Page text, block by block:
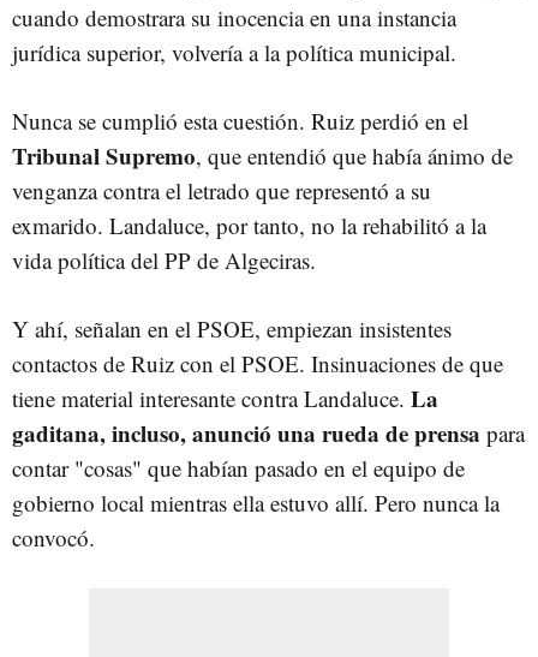
cuando demostrara su inocencia en una instancia
jurídica superior, volvería a la política municipal.
Nunca se cumplió esta cuestión. Ruiz perdió en el
Tribunal Supremo, que entendió que había ánimo de
venganza contra el letrado que representó a su
exmarido. Landaluce, por tanto, no la rehabilitó a la
vida política del PP de Algeciras.
Y ahí, señalan en el PSOE, empiezan insistentes
contactos de Ruiz con el PSOE. Insinuaciones de que
tiene material interesante contra Landaluce. La
gaditana, incluso, anunció una rueda de prensa para
contar "cosas" que habían pasado en el equipo de
gobierno local mientras ella estuvo allí. Pero nunca la
convocó.